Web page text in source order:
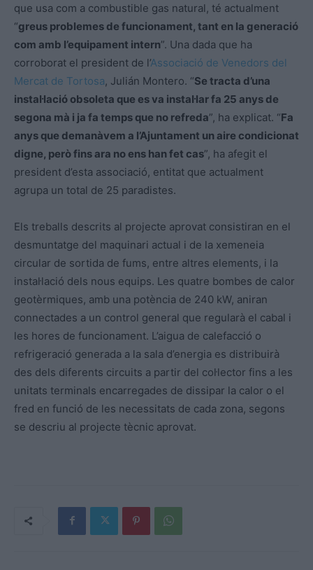
que usa com a combustible gas natural, té actualment
“greus problemes de funcionament, tant en la generació
com amb l’equipament intern”. Una dada que ha
corroborat el president de l’Associació de Venedors del
Mercat de Tortosa, Julián Montero. “Se tracta d’una
instal·lació obsoleta que es va instal·lar fa 25 anys de
segona mà i ja fa temps que no refreda”, ha explicat. “Fa
anys que demanàvem a l’Ajuntament un aire condicionat
digne, però fins ara no ens han fet cas”, ha afegit el
president d’esta associació, entitat que actualment
agrupa un total de 25 paradistes.
Els treballs descrits al projecte aprovat consistiran en el
desmuntatge del maquinari actual i de la xemeneia
circular de sortida de fums, entre altres elements, i la
instal·lació dels nous equips. Les quatre bombes de calor
geotèrmiques, amb una potència de 240 kW, aniran
connectades a un control general que regularà el cabal i
les hores de funcionament. L’aigua de calefacció o
refrigeració generada a la sala d’energia es distribuirà
des dels diferents circuits a partir del col·lector fins a les
unitats terminals encarregades de dissipar la calor o el
fred en funció de les necessitats de cada zona, segons
se descriu al projecte tècnic aprovat.